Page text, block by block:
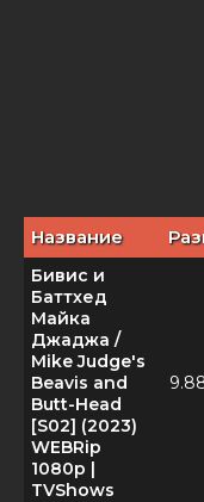
Название
Бивис и
Баттхед
Майка
Джаджа /
Mike Judge's
Beavis and
Butt-Head
[S02] (2023)
WEBRip
1080p |
TVShows